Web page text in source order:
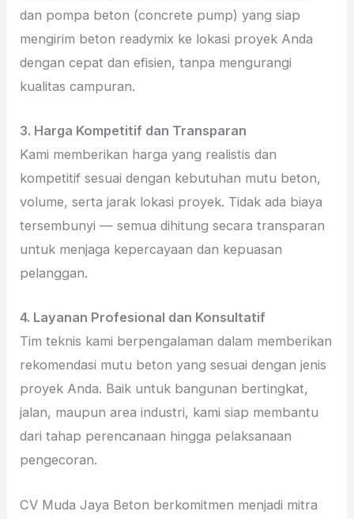
dan pompa beton (concrete pump) yang siap
mengirim beton readymix ke lokasi proyek Anda
dengan cepat dan efisien, tanpa mengurangi
kualitas campuran.
3. Harga Kompetitif dan Transparan
Kami memberikan harga yang realistis dan
kompetitif sesuai dengan kebutuhan mutu beton,
volume, serta jarak lokasi proyek. Tidak ada biaya
tersembunyi — semua dihitung secara transparan
untuk menjaga kepercayaan dan kepuasan
pelanggan.
4. Layanan Profesional dan Konsultatif
Tim teknis kami berpengalaman dalam memberikan
rekomendasi mutu beton yang sesuai dengan jenis
proyek Anda. Baik untuk bangunan bertingkat,
jalan, maupun area industri, kami siap membantu
dari tahap perencanaan hingga pelaksanaan
pengecoran.
CV Muda Jaya Beton berkomitmen menjadi mitra